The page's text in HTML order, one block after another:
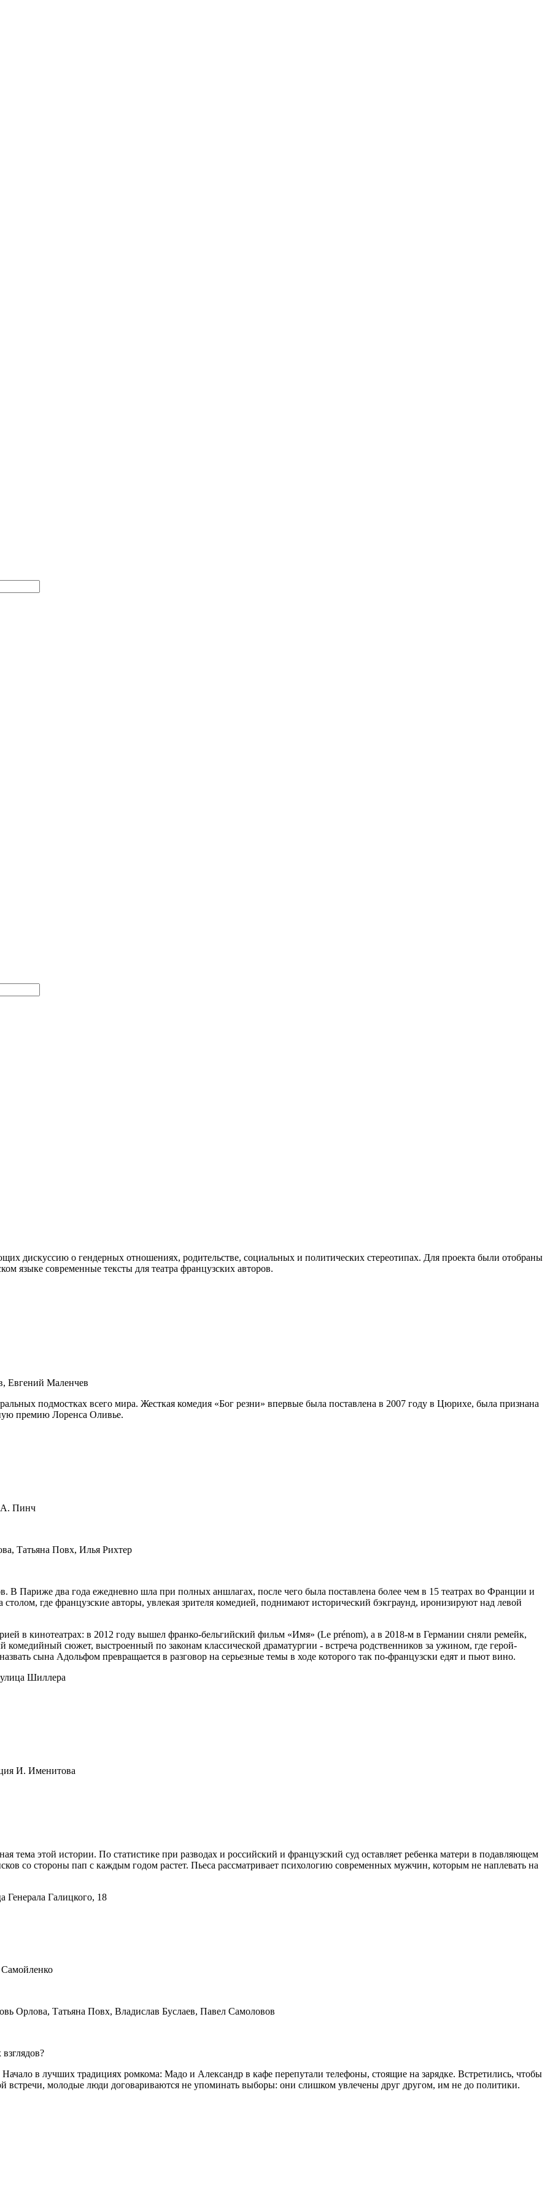
дискуссию о гендерных отношениях, родительстве, социальных и политических стереотипах. Для проекта были отобраны
языке современные тексты для театра французских авторов.
Евгений Маленчев
подмостках всего мира. Жесткая комедия «Бог резни» впервые была поставлена в 2007 году в Цюрихе, была признана
премию Лоренса Оливье.
А. Пинч
Татьяна Повх, Илья Рихтер
В Париже два года ежедневно шла при полных аншлагах, после чего была поставлена более чем в 15 театрах во Франции и
где французские авторы, увлекая зрителя комедией, поднимают исторический бэкграунд, иронизируют над левой
в кинотеатрах: в 2012 году вышел франко-бельгийский фильм «Имя» (Le prénom), а в 2018-м в Германии сняли ремейк,
сюжет, выстроенный по законам классической драматургии - встреча родственников за ужином, где герой-
сына Адольфом превращается в разговор на серьезные темы в ходе которого так по-французски едят и пьют вино.
улица Шиллера
И. Именитова
этой истории. По статистике при разводах и российский и французский суд оставляет ребенка матери в подавляющем
со стороны пап с каждым годом растет. Пьеса рассматривает психологию современных мужчин, которым не наплевать на
Генерала Галицкого, 18
Самойленко
Орлова, Татьяна Повх, Владислав Буслаев, Павел Самоловов
в лучших традициях ромкома: Мадо и Александр в кафе перепутали телефоны, стоящие на зарядке. Встретились, чтобы
встречи, молодые люди договариваются не упоминать выборы: они слишком увлечены друг другом, им не до политики.